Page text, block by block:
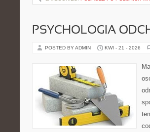
PSYCHOLOGIA
POSTED BY ADMIN KWI - 21 - 2026